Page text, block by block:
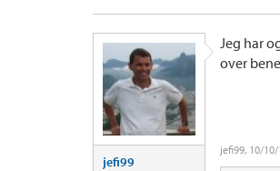
jefi99
Jeg har
over
jefi99, 10/